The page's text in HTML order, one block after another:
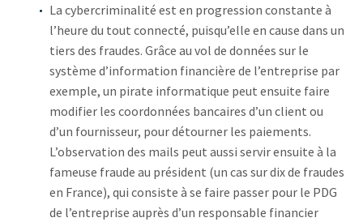
La cybercriminalité est en progression constante à
l’heure du tout connecté, puisqu’elle en cause dans un
tiers des fraudes. Grâce au vol de données sur le
système d’information financière de l’entreprise par
exemple, un pirate informatique peut ensuite faire
modifier les coordonnées bancaires d’un client ou
d’un fournisseur, pour détourner les paiements.
L’observation des mails peut aussi servir ensuite à la
fameuse fraude au président (un cas sur dix de fraudes
en France), qui consiste à se faire passer pour le PDG
de l’entreprise auprès d’un responsable financier